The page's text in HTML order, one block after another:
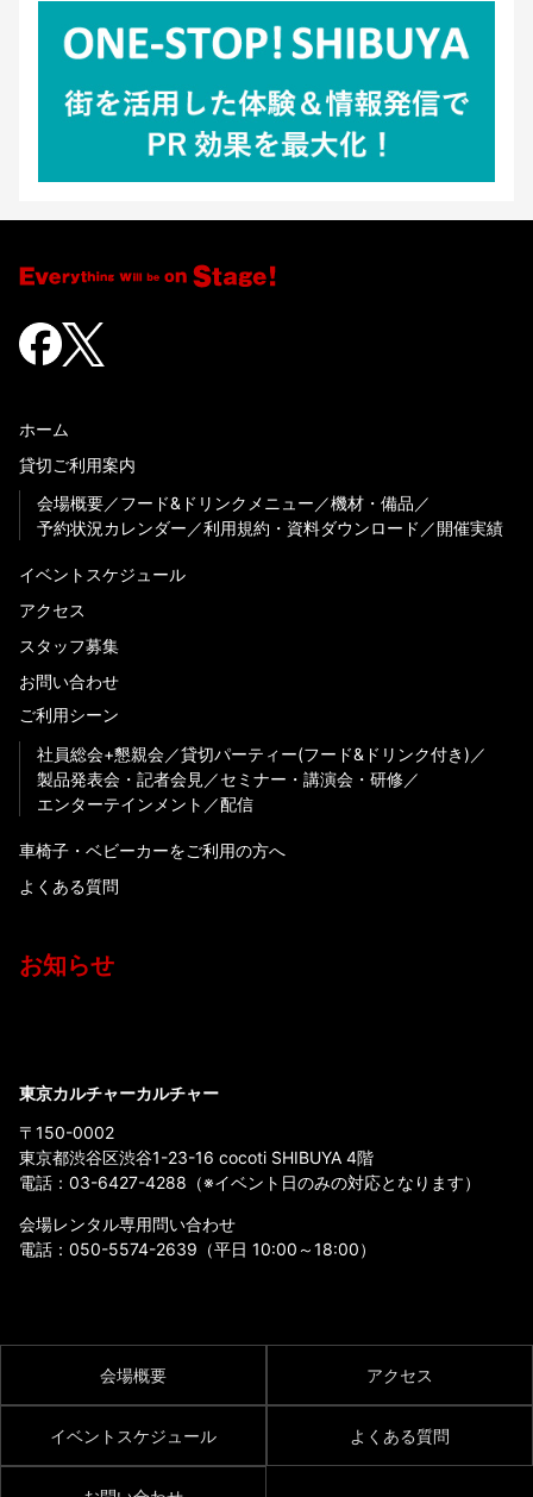
ホーム
貸切ご利用案内
会場概要
フード&ドリンクメニュー
機材・備品
予約状況カレンダー
利用規約・資料ダウンロード 開催実績
イベントスケジュール
アクセス
スタッフ募集
お問い合わせ
ご利用シーン
社員総会+懇親会
貸切パーティー(フード&ドリンク付き)
製品発表会・記者会見
セミナー・講演会・研修
エンターテインメント
配信
車椅子・ベビーカーをご利用の方へ
よくある質問
お知らせ
東京カルチャーカルチャー
〒150-0002
東京都渋谷区渋谷1-23-16 cocoti SHIBUYA 4階
電話： 03-6427-4288 （※イベント日のみの対応となります）
会場レンタル専用問い合わせ
電話： 050-5574-2639 （平日 10:00～18:00）
会場概要 アクセス
イベントスケジュール よくある質問